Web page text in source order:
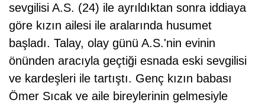
sevgilisi A.S. (24) ile ayrıldıktan sonra iddiaya
göre kızın ailesi ile aralarında husumet
başladı. Talay, olay günü A.S.'nin evinin
önünden aracıyla geçtiği esnada eski sevgilisi
ve kardeşleri ile tartıştı. Genç kızın babası
Ömer Sıcak ve aile bireylerinin gelmesiyle